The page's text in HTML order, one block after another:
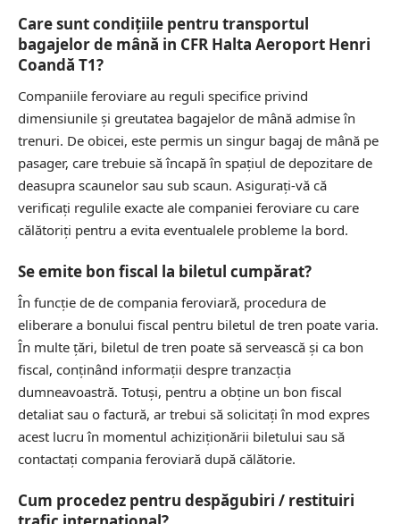
Care sunt condițiile pentru transportul
bagajelor de mână in CFR Halta Aeroport Henri
Coandă T1?
Companiile feroviare au reguli specifice privind
dimensiunile și greutatea bagajelor de mână admise în
trenuri. De obicei, este permis un singur bagaj de mână pe
pasager, care trebuie să încapă în spațiul de depozitare de
deasupra scaunelor sau sub scaun. Asigurați-vă că
verificați regulile exacte ale companiei feroviare cu care
călătoriți pentru a evita eventualele probleme la bord.
Se emite bon fiscal la biletul cumpărat?
În funcție de de compania feroviară, procedura de
eliberare a bonului fiscal pentru biletul de tren poate varia.
În multe țări, biletul de tren poate să servească și ca bon
fiscal, conținând informații despre tranzacția
dumneavoastră. Totuși, pentru a obține un bon fiscal
detaliat sau o factură, ar trebui să solicitați în mod expres
acest lucru în momentul achiziționării biletului sau să
contactați compania feroviară după călătorie.
Cum procedez pentru despăgubiri / restituiri